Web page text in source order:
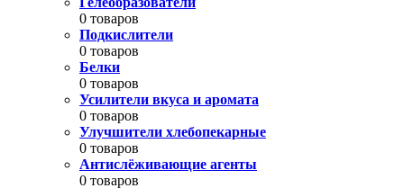
0 товаров
Подкислители
0 товаров
Белки
0 товаров
Усилители вкуса и аромата
0 товаров
Улучшители хлебопекарные
0 товаров
Антислёживающие агенты
0 товаров